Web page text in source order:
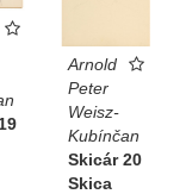
Arnold
Peter
Weisz-
Kubínčan
Skicár 20
Skica